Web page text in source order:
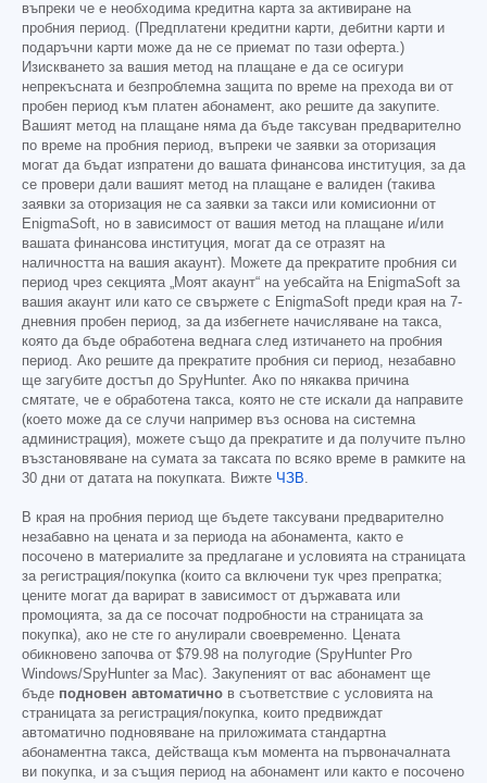
въпреки че е необходима кредитна карта за активиране на
пробния период. (Предплатени кредитни карти, дебитни карти и
подаръчни карти може да не се приемат по тази оферта.)
Изискването за вашия метод на плащане е да се осигури
непрекъсната и безпроблемна защита по време на прехода ви от
пробен период към платен абонамент, ако решите да закупите.
Вашият метод на плащане няма да бъде таксуван предварително
по време на пробния период, въпреки че заявки за оторизация
могат да бъдат изпратени до вашата финансова институция, за да
се провери дали вашият метод на плащане е валиден (такива
заявки за оторизация не са заявки за такси или комисионни от
EnigmaSoft, но в зависимост от вашия метод на плащане и/или
вашата финансова институция, могат да се отразят на
наличността на вашия акаунт). Можете да прекратите пробния си
период чрез секцията „Моят акаунт“ на уебсайта на EnigmaSoft за
вашия акаунт или като се свържете с EnigmaSoft преди края на 7-
дневния пробен период, за да избегнете начисляване на такса,
която да бъде обработена веднага след изтичането на пробния
период. Ако решите да прекратите пробния си период, незабавно
ще загубите достъп до SpyHunter. Ако по някаква причина
смятате, че е обработена такса, която не сте искали да направите
(което може да се случи например въз основа на системна
администрация), можете също да прекратите и да получите пълно
възстановяване на сумата за таксата по всяко време в рамките на
30 дни от датата на покупката. Вижте ЧЗВ.
В края на пробния период ще бъдете таксувани предварително
незабавно на цената и за периода на абонамента, както е
посочено в материалите за предлагане и условията на страницата
за регистрация/покупка (които са включени тук чрез препратка;
цените могат да варират в зависимост от държавата или
промоцията, за да се посочат подробности на страницата за
покупка), ако не сте го анулирали своевременно. Цената
обикновено започва от $79.98 на полугодие (SpyHunter Pro
Windows/SpyHunter за Mac). Закупеният от вас абонамент ще
бъде подновен автоматично в съответствие с условията на
страницата за регистрация/покупка, които предвиждат
автоматично подновяване на приложимата стандартна
абонаментна такса, действаща към момента на първоначалната
ви покупка, и за същия период на абонамент или както е посочено